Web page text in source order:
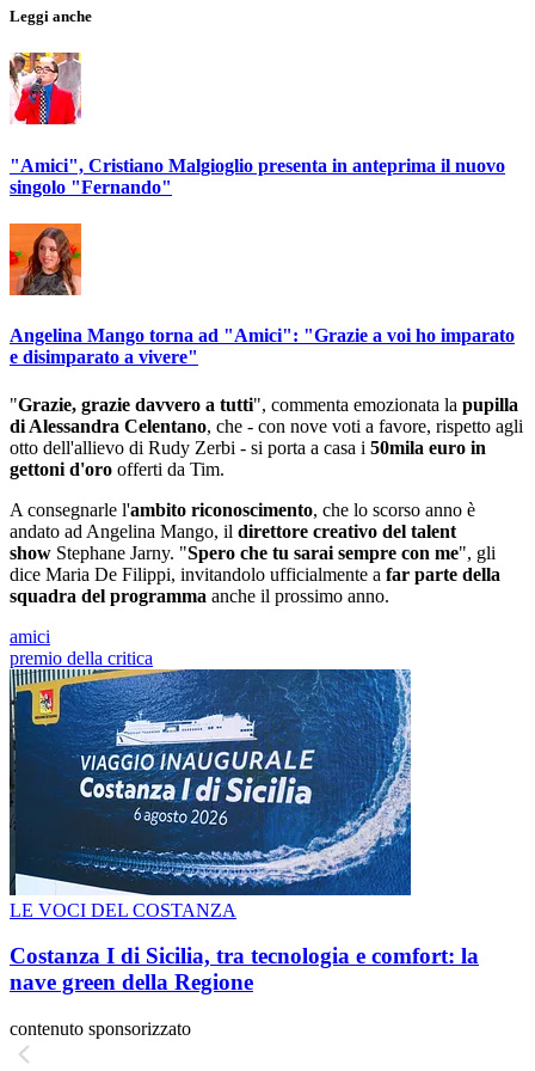
Leggi anche
"Amici", Cristiano Malgioglio presenta in anteprima il nuovo
singolo "Fernando"
Angelina Mango torna ad "Amici": "Grazie a voi ho imparato
e disimparato a vivere"
"Grazie, grazie davvero a tutti", commenta emozionata la pupilla
di Alessandra Celentano, che - con nove voti a favore, rispetto agli
otto dell'allievo di Rudy Zerbi - si porta a casa i 50mila euro in
gettoni d'oro offerti da Tim.
A consegnarle l'ambito riconoscimento, che lo scorso anno è
andato ad Angelina Mango, il direttore creativo del talent
show Stephane Jarny. "Spero che tu sarai sempre con me", gli
dice Maria De Filippi, invitandolo ufficialmente a far parte della
squadra del programma anche il prossimo anno.
amici
premio della critica
LE VOCI DEL COSTANZA
Costanza I di Sicilia, tra tecnologia e comfort: la
nave green della Regione
contenuto sponsorizzato